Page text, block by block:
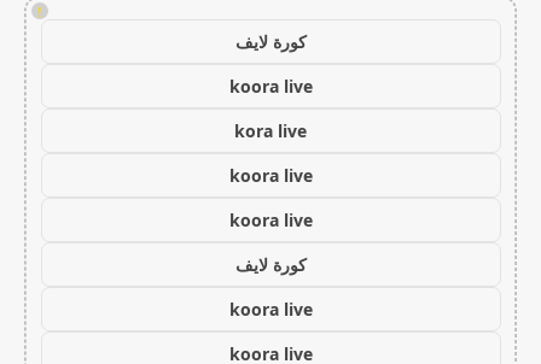
!
كورة لايف
koora live
kora live
koora live
koora live
كورة لايف
koora live
koora live